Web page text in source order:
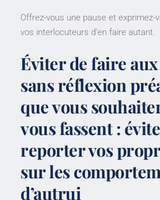
Offrez-vous une pause et exprimez-
vos interlocuteurs d’en faire autant.
Éviter de faire
sans réflexion
que vous
vous fassent :
reporter vos
sur les
d’autrui